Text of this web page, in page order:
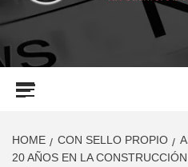
INFORMACIÓN PARA TOMAR
HOME CON SELLO PROPIO
20 AÑOS EN LA